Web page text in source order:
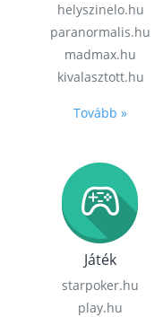
helyszinelo.hu
paranormalis.hu
madmax.hu
kivalasztott.hu
Tovább »
Játék
starpoker.hu
play.hu